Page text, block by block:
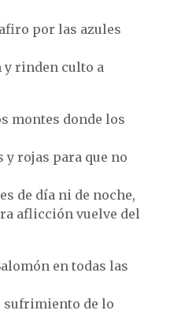
por las azules
y rinden culto a
montes donde los
y rojas para que no
de día ni de noche,
aflicción vuelve del
en todas las
sufrimiento de lo